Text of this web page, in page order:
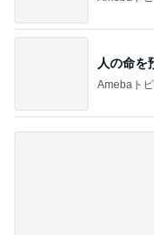
人の命を
Amebaト